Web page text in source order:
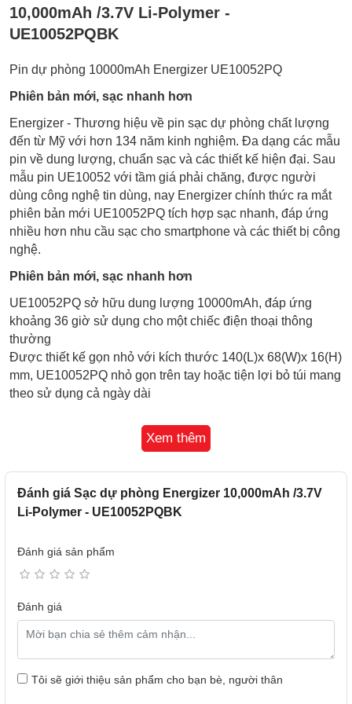
10,000mAh /3.7V Li-Polymer -
UE10052PQBK
Pin dự phòng 10000mAh Energizer UE10052PQ
Phiên bản mới, sạc nhanh hơn
Energizer - Thương hiệu về pin sạc dự phòng chất lượng
đến từ Mỹ với hơn 134 năm kinh nghiệm. Đa dạng các mẫu
pin về dung lượng, chuẩn sạc và các thiết kế hiện đại. Sau
mẫu pin UE10052 với tầm giá phải chăng, được người
dùng công nghệ tin dùng, nay Energizer chính thức ra mắt
phiên bản mới UE10052PQ tích hợp sạc nhanh, đáp ứng
nhiều hơn nhu cầu sạc cho smartphone và các thiết bị công
nghệ.
Phiên bản mới, sạc nhanh hơn
UE10052PQ sở hữu dung lượng 10000mAh, đáp ứng
khoảng 36 giờ sử dụng cho một chiếc điện thoại thông
thường
Được thiết kế gọn nhỏ với kích thước 140(L)x 68(W)x 16(H)
mm, UE10052PQ nhỏ gọn trên tay hoặc tiện lợi bỏ túi mang
theo sử dụng cả ngày dài
4 vạch đèn LED hiển thị dung lượng pin và trạng thái sạc
thông tin sản phẩm in ở mặt lưng sau, tiện lợi tham khảo
Xem thêm
Đánh giá Sạc dự phòng Energizer 10,000mAh /3.7V
Li-Polymer - UE10052PQBK
Đánh giá sản phẩm
Đánh giá
Tôi sẽ giới thiệu sản phẩm cho bạn bè, người thân